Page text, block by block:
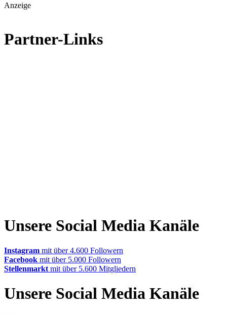
Anzeige
Partner-Links
Unsere Social Media Kanäle
Instagram mit über 4.600 Followern
Facebook mit über 5.000 Followern
Stellenmarkt mit über 5.600 Mitgliedern
Unsere Social Media Kanäle